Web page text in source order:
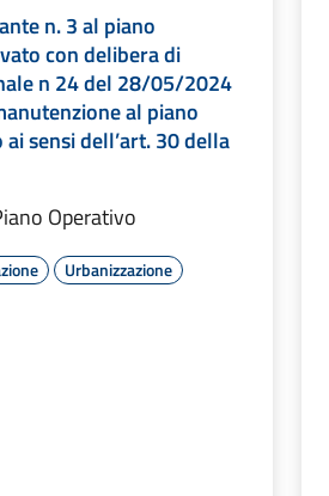
n. 3 al piano
con delibera di
n 24 del 28/05/2024
al piano
sensi dell’art. 30 della
Operativo
Urbanizzazione